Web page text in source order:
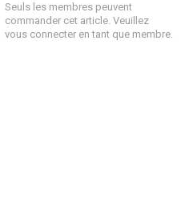
Seuls les membres peuvent
commander cet article. Veuillez
vous connecter en tant que membre.